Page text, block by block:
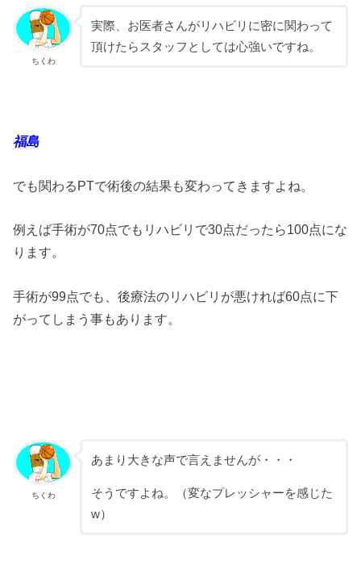
ちくわ
実際、お医者さんがリハビリに密に関わって
頂けたらスタッフとしては心強いですね。
福島
でも関わるPTで術後の結果も変わってきますよね。
例えば手術が70点でもリハビリで30点だったら100点にな
ります。
手術が99点でも、後療法のリハビリが悪ければ60点に下
がってしまう事もあります。
ちくわ
あまり大きな声で言えませんが・・・
そうですよね。（変なプレッシャーを感じた
w）